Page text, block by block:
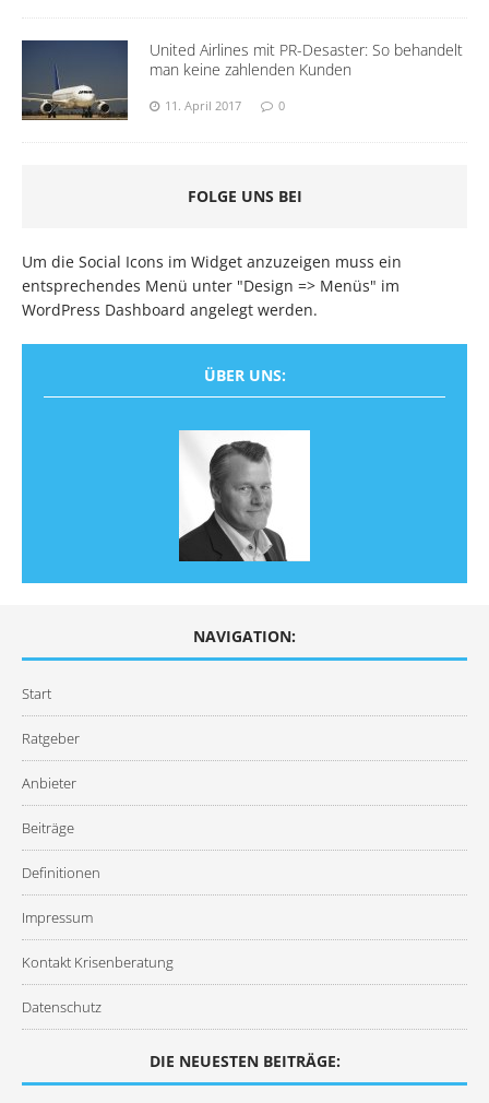
United Airlines mit PR-Desaster: So behandelt
man keine zahlenden Kunden
11. April 2017 0
FOLGE UNS BEI
Um die Social Icons im Widget anzuzeigen muss ein
entsprechendes Menü unter "Design => Menüs" im
WordPress Dashboard angelegt werden.
ÜBER UNS:
NAVIGATION:
Start
Ratgeber
Anbieter
Beiträge
Definitionen
Impressum
Kontakt Krisenberatung
Datenschutz
DIE NEUESTEN BEITRÄGE: